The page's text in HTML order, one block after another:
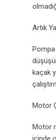
Artık
Pompa
kaçak
Motor
Motor